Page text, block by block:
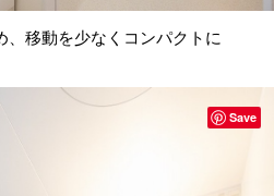
、移動を少なくコンパクトに
Save